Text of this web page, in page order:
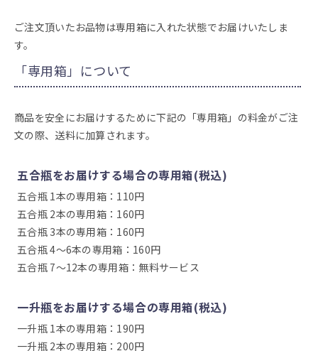
ご注文頂いたお品物は専用箱に入れた状態でお届けいたしま
す。
「専用箱」について
商品を安全にお届けするために下記の「専用箱」の料金がご注
文の際、送料に加算されます。
五合瓶をお届けする場合の専用箱(税込)
五合瓶 1本の専用箱：110円
五合瓶 2本の専用箱：160円
五合瓶 3本の専用箱：160円
五合瓶 4～6本の専用箱：160円
五合瓶 7～12本の専用箱：無料サービス
一升瓶をお届けする場合の専用箱(税込)
一升瓶 1本の専用箱：190円
一升瓶 2本の専用箱：200円